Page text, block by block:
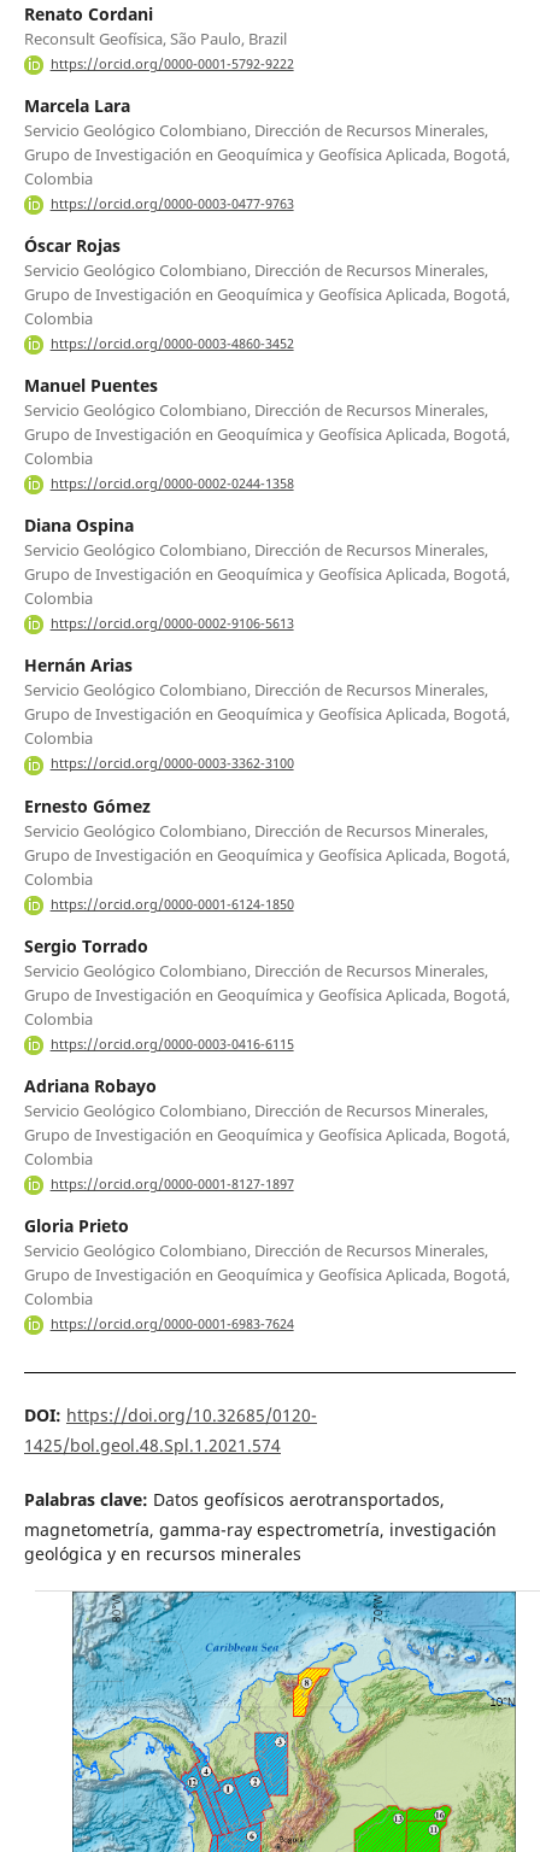
Renato Cordani
Reconsult Geofísica, São Paulo, Brazil
https://orcid.org/0000-0001-5792-9222
Marcela Lara
Servicio Geológico Colombiano, Dirección de Recursos Minerales,
Grupo de Investigación en Geoquímica y Geofísica Aplicada, Bogotá,
Colombia
https://orcid.org/0000-0003-0477-9763
Óscar Rojas
Servicio Geológico Colombiano, Dirección de Recursos Minerales,
Grupo de Investigación en Geoquímica y Geofísica Aplicada, Bogotá,
Colombia
https://orcid.org/0000-0003-4860-3452
Manuel Puentes
Servicio Geológico Colombiano, Dirección de Recursos Minerales,
Grupo de Investigación en Geoquímica y Geofísica Aplicada, Bogotá,
Colombia
https://orcid.org/0000-0002-0244-1358
Diana Ospina
Servicio Geológico Colombiano, Dirección de Recursos Minerales,
Grupo de Investigación en Geoquímica y Geofísica Aplicada, Bogotá,
Colombia
https://orcid.org/0000-0002-9106-5613
Hernán Arias
Servicio Geológico Colombiano, Dirección de Recursos Minerales,
Grupo de Investigación en Geoquímica y Geofísica Aplicada, Bogotá,
Colombia
https://orcid.org/0000-0003-3362-3100
Ernesto Gómez
Servicio Geológico Colombiano, Dirección de Recursos Minerales,
Grupo de Investigación en Geoquímica y Geofísica Aplicada, Bogotá,
Colombia
https://orcid.org/0000-0001-6124-1850
Sergio Torrado
Servicio Geológico Colombiano, Dirección de Recursos Minerales,
Grupo de Investigación en Geoquímica y Geofísica Aplicada, Bogotá,
Colombia
https://orcid.org/0000-0003-0416-6115
Adriana Robayo
Servicio Geológico Colombiano, Dirección de Recursos Minerales,
Grupo de Investigación en Geoquímica y Geofísica Aplicada, Bogotá,
Colombia
https://orcid.org/0000-0001-8127-1897
Gloria Prieto
Servicio Geológico Colombiano, Dirección de Recursos Minerales,
Grupo de Investigación en Geoquímica y Geofísica Aplicada, Bogotá,
Colombia
https://orcid.org/0000-0001-6983-7624
DOI: https://doi.org/10.32685/0120-
1425/bol.geol.48.Spl.1.2021.574
Palabras clave: Datos geofísicos aerotransportados,
magnetometría, gamma-ray espectrometría, investigación
geológica y en recursos minerales